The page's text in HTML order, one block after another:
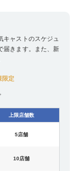
キャストのスケジュ
届きます。また、新
限定
上限店舗数
5店舗
10店舗